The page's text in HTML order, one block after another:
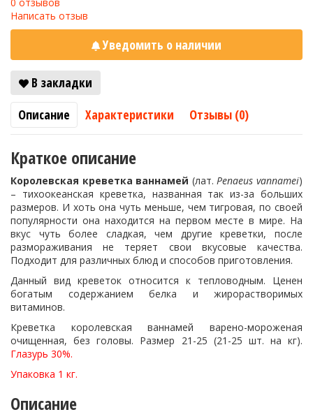
Написать отзыв
Уведомить о наличии
В закладки
Описание
Характеристики Отзывы (0)
Краткое описание
Королевская креветка ваннамей (лат.Penaeus vannamei)
– тихоокеанская креветка, названная так из-за больших
размеров. И хоть она чуть меньше, чем тигровая, по своей
популярности она находится на первом месте в мире. На
вкус чуть более сладкая, чем другие креветки, после
размораживания не теряет свои вкусовые качества.
Подходит для различных блюд и способов приготовления.
Данный вид креветок относится к тепловодным. Ценен
богатым содержанием белка и жирорастворимых
витаминов.
Креветка королевская ваннамей варено-мороженая
очищенная, без головы. Размер 21-25 (21-25 шт. на кг).
Глазурь 30%.
Упаковка 1 кг.
Описание